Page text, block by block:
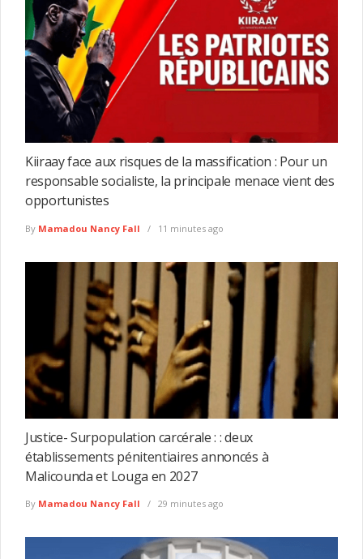
Kiiraay face aux risques de la massification : Pour un
responsable socialiste, la principale menace vient des
opportunistes
By Mamadou Nancy Fall 11 minutes ago
Justice- Surpopulation carcérale : : deux
établissements pénitentiaires annoncés à
Malicounda et Louga en 2027
By Mamadou Nancy Fall 29 minutes ago